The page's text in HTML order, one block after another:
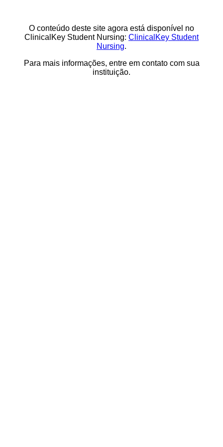
O conteúdo deste site agora está disponível no
ClinicalKey Student Nursing: ClinicalKey Student
Nursing.
Para mais informações, entre em contato com sua
instituição.